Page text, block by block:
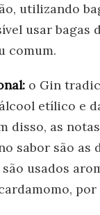
utilizando
usar bagas
comum.
o Gin
etílico e
disso, as
sabor são as
usados
por